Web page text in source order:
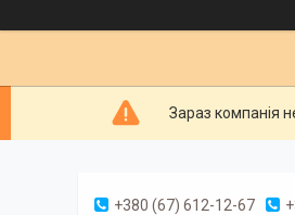
Зараз компанія
+380 (67) 612-12-67